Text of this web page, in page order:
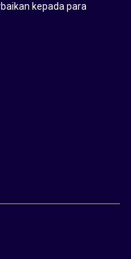
kepada para